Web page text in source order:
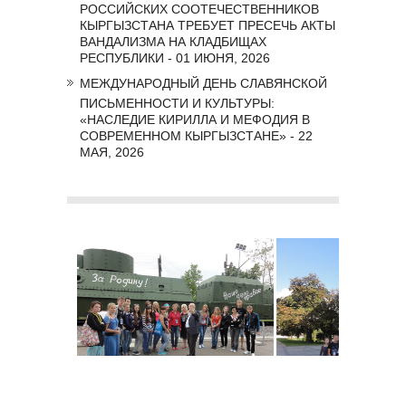
РОССИЙСКИХ СООТЕЧЕСТВЕННИКОВ
КЫРГЫЗСТАНА ТРЕБУЕТ ПРЕСЕЧЬ АКТЫ
ВАНДАЛИЗМА НА КЛАДБИЩАХ
РЕСПУБЛИКИ - 01 ИЮНЯ, 2026
МЕЖДУНАРОДНЫЙ ДЕНЬ СЛАВЯНСКОЙ
ПИСЬМЕННОСТИ И КУЛЬТУРЫ:
«НАСЛЕДИЕ КИРИЛЛА И МЕФОДИЯ В
СОВРЕМЕННОМ КЫРГЫЗСТАНЕ» - 22
МАЯ, 2026